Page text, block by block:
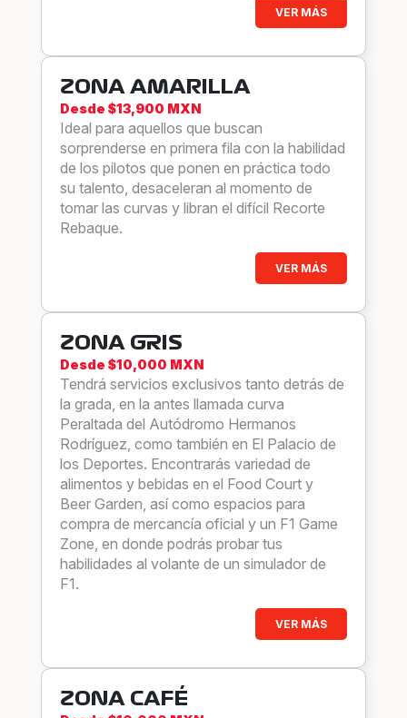
VER MÁS
ZONA AMARILLA
Desde $13,900 MXN
Ideal para aquellos que buscan
sorprenderse en primera fila con la habilidad
de los pilotos que ponen en práctica todo
su talento, desaceleran al momento de
tomar las curvas y libran el difícil Recorte
Rebaque.
VER MÁS
ZONA GRIS
Desde $10,000 MXN
Tendrá servicios exclusivos tanto detrás de
la grada, en la antes llamada curva
Peraltada del Autódromo Hermanos
Rodríguez, como también en El Palacio de
los Deportes. Encontrarás variedad de
alimentos y bebidas en el Food Court y
Beer Garden, así como espacios para
compra de mercancía oficial y un F1 Game
Zone, en donde podrás probar tus
habilidades al volante de un simulador de
F1.
VER MÁS
ZONA CAFÉ